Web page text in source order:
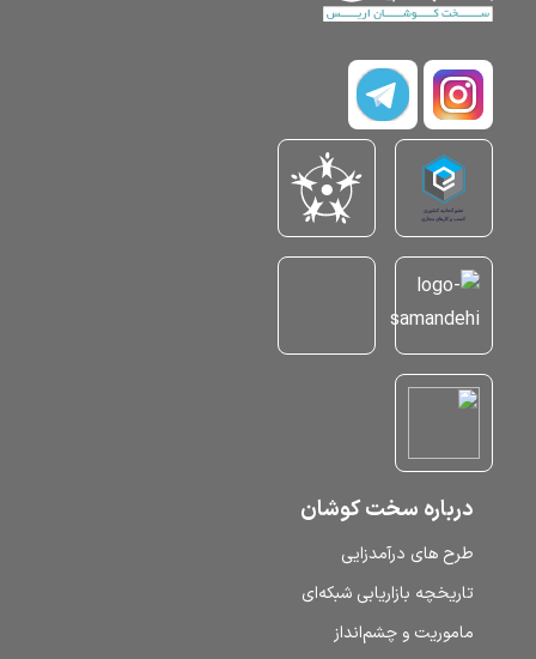
درباره سخت کوشان
طرح‌ های درآمدزایی
تاریخچه بازاریابی شبکه‌ای
ماموریت و چشم‌انداز